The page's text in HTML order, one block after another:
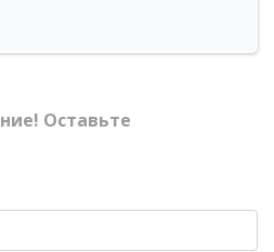
Оставьте